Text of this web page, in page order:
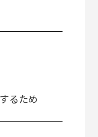
るため